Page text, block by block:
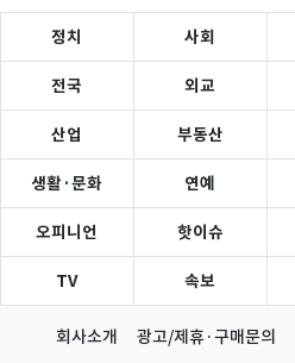
정치 사회
전국 외교
산업 부동산
생활·문화 연예
오피니언 핫이슈
TV 속보
회사소개 광고/제휴·구매문의